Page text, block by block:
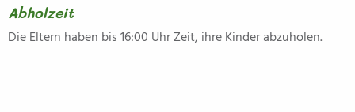
Abholzeit
Die Eltern haben bis 16:00 Uhr Zeit, ihre Kinder abzuholen.